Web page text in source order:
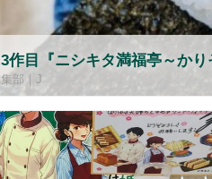
作目『ニシキタ満福亭～か
部｜J